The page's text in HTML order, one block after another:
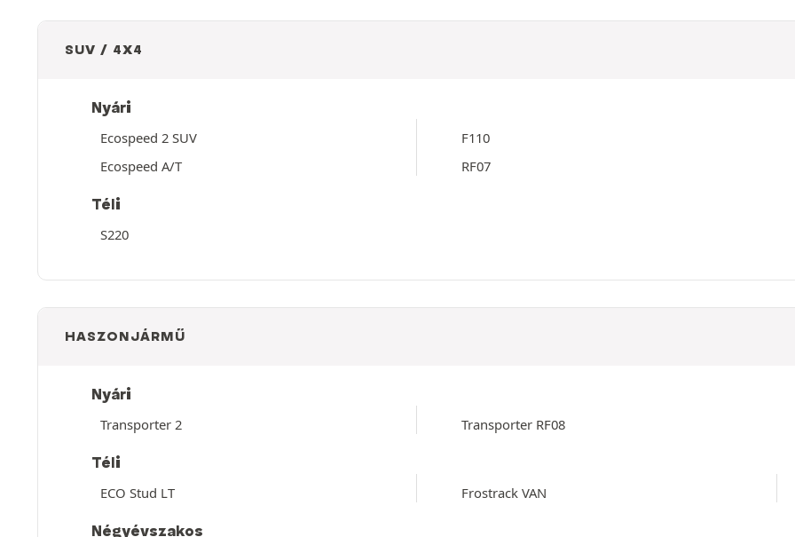
SUV / 4X4
Nyári
Ecospeed 2 SUV
Ecospeed A/T
F110
RF07
Téli
S220
HASZONJÁRMŰ
Nyári
Transporter 2
Transporter RF08
Téli
ECO Stud LT
Frostrack VAN
Négyévszakos